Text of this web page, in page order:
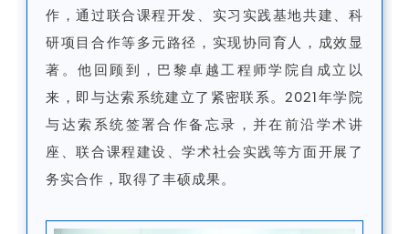
作，通过联合课程开发、实习实践基地共建、科
研项目合作等多元路径，实现协同育人，成效显
著。他回顾到，巴黎卓越工程师学院自成立以
来，即与达索系统建立了紧密联系。2021年学院
与达索系统签署合作备忘录，并在前沿学术讲
座、联合课程建设、学术社会实践等方面开展了
务实合作，取得了丰硕成果。